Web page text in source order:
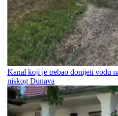
Kanal koji je trebao donijeti vodu
niskog Dunava